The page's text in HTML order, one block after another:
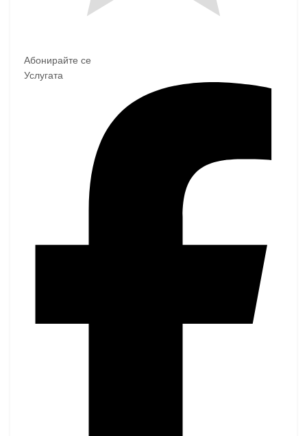
Абонирайте се
Услугата